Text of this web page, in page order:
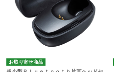
お取り寄せ商品